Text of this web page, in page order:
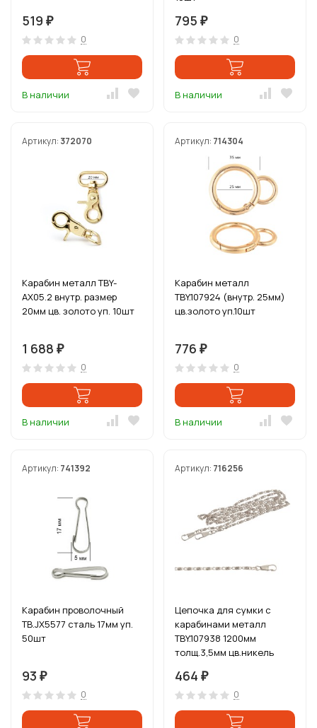
519 ₽
0
В наличии
795 ₽
0
В наличии
Артикул: 372070
Карабин металл TBY-
AX05.2 внутр. размер
20мм цв. золото уп. 10шт
1 688 ₽
0
В наличии
Артикул: 714304
Карабин металл
TBY.107924 (внутр. 25мм)
цв.золото уп.10шт
776 ₽
0
В наличии
Артикул: 741392
Карабин проволочный
ТВ.JX5577 сталь 17мм уп.
50шт
93 ₽
0
Артикул: 716256
Цепочка для сумки с
карабинами металл
TBY.107938 1200мм
толщ.3,5мм цв.никель
464 ₽
0